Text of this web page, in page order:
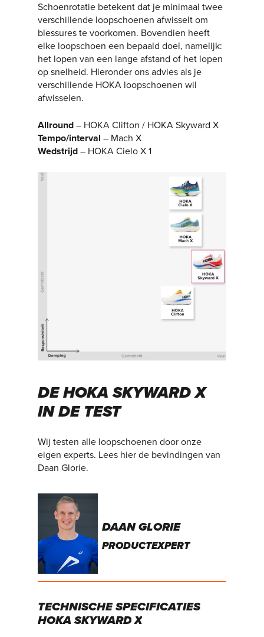
Schoenrotatie betekent dat je minimaal twee
verschillende loopschoenen afwisselt om
blessures te voorkomen. Bovendien heeft
elke loopschoen een bepaald doel, namelijk:
het lopen van een lange afstand of het lopen
op snelheid. Hieronder ons advies als je
verschillende HOKA loopschoenen wil
afwisselen.
Allround – HOKA Clifton / HOKA Skyward X
Tempo/interval – Mach X
Wedstrijd – HOKA Cielo X 1
DE HOKA SKYWARD X
IN DE TEST
Wij testen alle loopschoenen door onze
eigen experts. Lees hier de bevindingen van
Daan Glorie.
DAAN GLORIE
PRODUCTEXPERT
TECHNISCHE SPECIFICATIES
HOKA SKYWARD X